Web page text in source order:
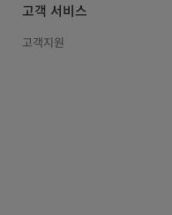
고객 서비스
고객지원